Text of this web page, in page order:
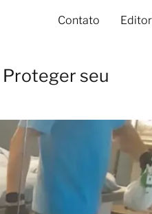
Contato
seu